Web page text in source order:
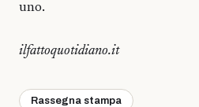
uno.
ilfattoquotidiano.it
Rassegna stampa